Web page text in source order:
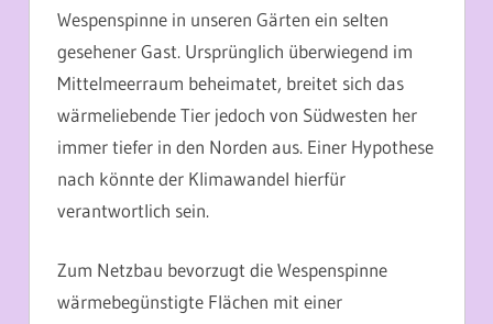
Wespenspinne in unseren Gärten ein selten
gesehener Gast. Ursprünglich überwiegend im
Mittelmeerraum beheimatet, breitet sich das
wärmeliebende Tier jedoch von Südwesten her
immer tiefer in den Norden aus. Einer Hypothese
nach könnte der Klimawandel hierfür
verantwortlich sein.
Zum Netzbau bevorzugt die Wespenspinne
wärmebegünstigte Flächen mit einer